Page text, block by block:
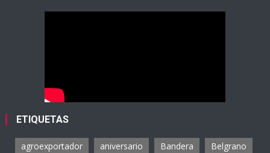
ETIQUETAS
agroexportador aniversario Bandera
Belgrano